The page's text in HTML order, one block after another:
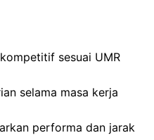
sesuai UMR
selama masa kerja
performa dan jarak